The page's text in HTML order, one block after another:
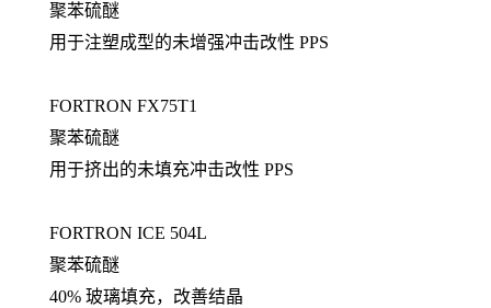
聚苯硫醚
用于注塑成型的未增强冲击改性 PPS
FORTRON FX75T1
聚苯硫醚
用于挤出的未填充冲击改性 PPS
FORTRON ICE 504L
聚苯硫醚
40% 玻璃填充，改善结晶